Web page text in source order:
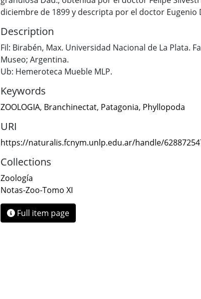
diciembre de 1899 y descripta por el doctor Eugenio
Description
Fil: Birabén, Max. Universidad Nacional de La Plata.
Museo; Argentina.
Ub: Hemeroteca Mueble MLP.
Keywords
ZOOLOGIA, Branchinectat, Patagonia, Phyllopoda
URI
https://naturalis.fcnym.unlp.edu.ar/handle/
Collections
Zoología
Notas-Zoo-Tomo XI
Full item page